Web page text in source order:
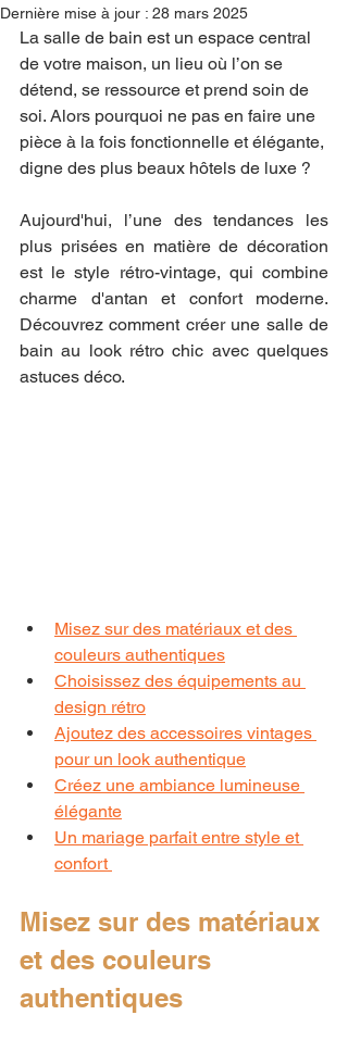
Dernière mise à jour : 28 mars 2025
La salle de bain est un espace central
de votre maison, un lieu où l’on se
détend, se ressource et prend soin de
soi. Alors pourquoi ne pas en faire une
pièce à la fois fonctionnelle et élégante,
digne des plus beaux hôtels de luxe ?
Aujourd'hui, l’une des tendances les
plus prisées en matière de décoration
est le style rétro-vintage, qui combine
charme d'antan et confort moderne.
Découvrez comment créer une salle de
bain au look rétro chic avec quelques
astuces déco.
Misez sur des matériaux et des
couleurs authentiques
Choisissez des équipements au
design rétro
Ajoutez des accessoires vintages
pour un look authentique
Créez une ambiance lumineuse
élégante
Un mariage parfait entre style et
confort
Misez sur des matériaux
et des couleurs
authentiques